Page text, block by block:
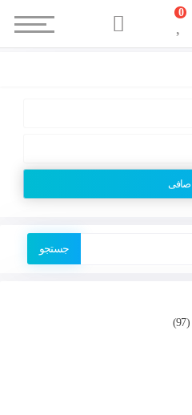
صافی
جستجو
97
0